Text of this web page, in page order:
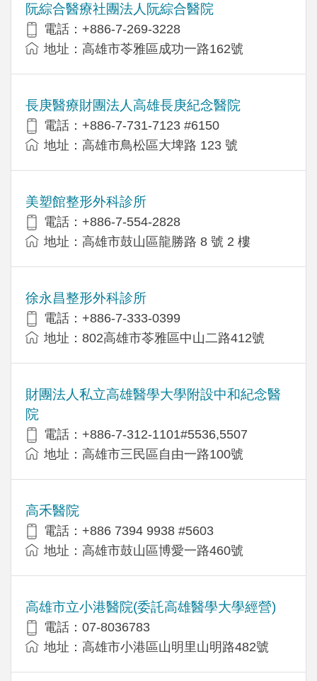
阮綜合醫療社團法人阮綜合醫院
電話：+886-7-269-3228
地址：高雄市苓雅區成功一路162號
長庚醫療財團法人高雄長庚紀念醫院
電話：+886-7-731-7123 #6150
地址：高雄市鳥松區大埤路 123 號
美塑館整形外科診所
電話：+886-7-554-2828
地址：高雄市鼓山區龍勝路 8 號 2 樓
徐永昌整形外科診所
電話：+886-7-333-0399
地址：802高雄市苓雅區中山二路412號
財團法人私立高雄醫學大學附設中和紀念醫
院
電話：+886-7-312-1101#5536,5507
地址：高雄市三民區自由一路100號
高禾醫院
電話：+886 7394 9938 #5603
地址：高雄市鼓山區博愛一路460號
高雄市立小港醫院(委託高雄醫學大學經營)
電話：07-8036783
地址：高雄市小港區山明里山明路482號